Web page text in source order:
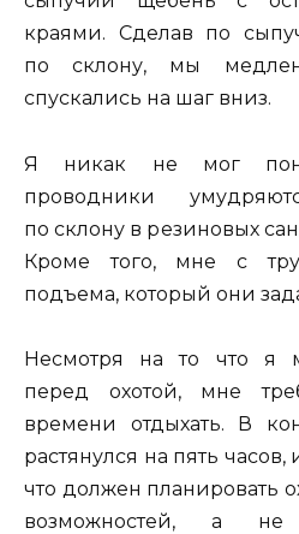
краями. Сделав по
по склону, мы
спускались на шаг вниз.
Я никак не мог
проводники
по склону в резиновых
Кроме того, мне с
подъема, который они
Несмотря на то что я
перед охотой, мне
времени отдыхать. В
растянулся на пять
что должен планировать
возможностей, а не